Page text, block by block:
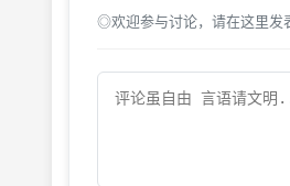
◎欢迎参与讨论，请在这里发